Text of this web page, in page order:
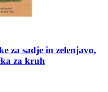
za sadje in zelenjavo,
za kruh